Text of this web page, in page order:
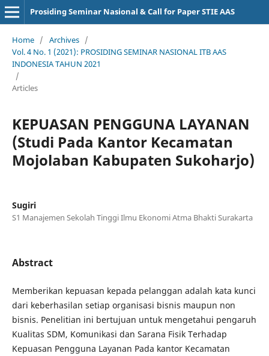
Prosiding Seminar Nasional & Call for Paper STIE AAS
Home / Archives /
Vol. 4 No. 1 (2021): PROSIDING SEMINAR NASIONAL ITB AAS
INDONESIA TAHUN 2021
/
Articles
KEPUASAN PENGGUNA LAYANAN
(Studi Pada Kantor Kecamatan
Mojolaban Kabupaten Sukoharjo)
Sugiri
S1 Manajemen Sekolah Tinggi Ilmu Ekonomi Atma Bhakti Surakarta
Abstract
Memberikan kepuasan kepada pelanggan adalah kata kunci
dari keberhasilan setiap organisasi bisnis maupun non
bisnis. Penelitian ini bertujuan untuk mengetahui pengaruh
Kualitas SDM, Komunikasi dan Sarana Fisik Terhadap
Kepuasan Pengguna Layanan Pada kantor Kecamatan